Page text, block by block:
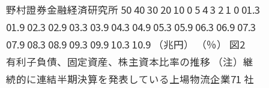
野村證券金融経済研究所 50 40 30 20 10 0 5 4 3 2 1 0 01.3
01.9 02.3 02.9 03.3 03.9 04.3 04.9 05.3 05.9 06.3 06.9 07.3
07.9 08.3 08.9 09.3 09.9 10.3 10.9 （兆円） （％） 図2
有利子負債、固定資産、株主資本比率の推移 （注）継
続的に連結半期決算を発表している上場物流企業71 社